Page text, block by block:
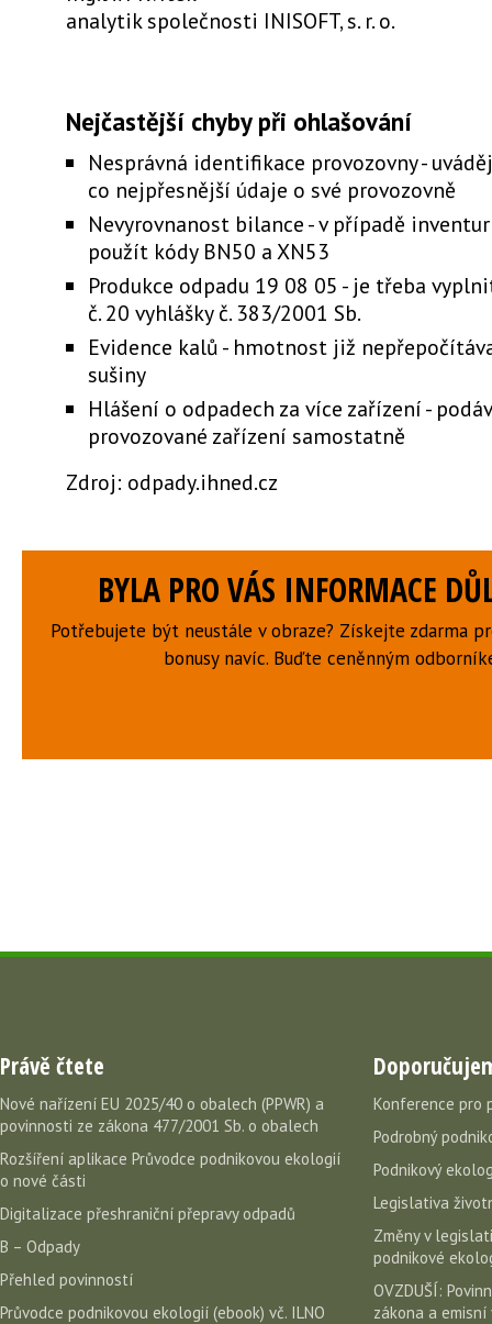
analytik společnosti INISOFT, s. r. o.
Nejčastější chyby při ohlašování
Nesprávná identifikace provozovny -
co nejpřesnější údaje o své provozovně
Nevyrovnanost bilance - v případě
použít kódy BN50 a XN53
Produkce odpadu 19 08 05 - je třeba
č. 20 vyhlášky č. 383/2001 Sb.
Evidence kalů - hmotnost již
sušiny
Hlášení o odpadech za více zařízení -
provozované zařízení samostatně
Zdroj: odpady.ihned.cz
BYLA PRO VÁS INFORMACE
Potřebujete být neustále v obraze? Získejte zdarma
bonusy navíc. Buďte ceněnným
Právě čtete
Nové nařízení EU 2025/40 o obalech (PPWR) a
povinnosti ze zákona 477/2001 Sb. o obalech
Rozšíření aplikace Průvodce podnikovou ekologií
o nové části
Digitalizace přeshraniční přepravy odpadů
B – Odpady
Přehled povinností
Průvodce podnikovou ekologií (ebook) vč. ILNO
Konference pro
Podrobný
Podnikový
Legislativa
Změny v
podnikové
OVZDUŠÍ:
zákona a emisní